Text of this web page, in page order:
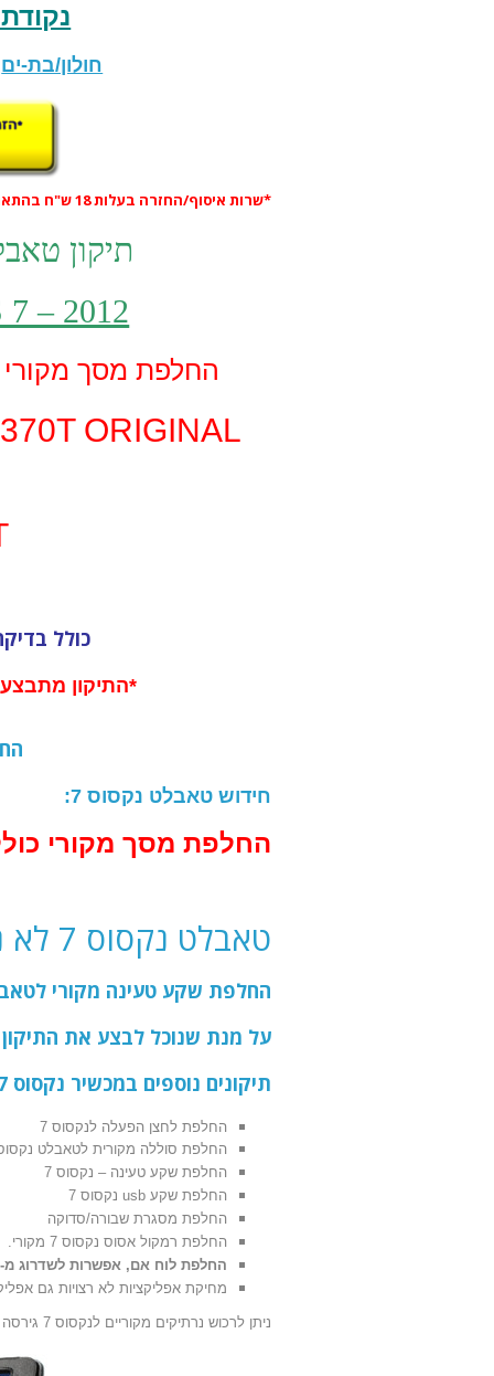
חולון/בת-ים
*שרות איסוף/החזרה בעלות 18 ש"ח בהתאם לאזור !
תיקון
– 2012
החלפת מסך מקורי
ORIGINAL
כולל
*התיקון מתבצע
חידוש טאבלט נקסוס 7:
החלפת מסך מקורי
טאבלט נקסוס 7 לא נטען.
החלפת שקע טעינה מקורי לטאבלט אסוס נקסוס 7 תוך 20
על מנת שנוכל לבצע את התיקון
תיקונים נוספים במכשיר נקסוס 7:
החלפת לחצן הפעלה לנקסוס 7
החלפת סוללה מקורית לטאבלט נקסוס
החלפת שקע טעינה – נקסוס 7
החלפת שקע usb נקסוס 7
החלפת מסגרת שבורה/סדוקה
החלפת רמקול אסוס נקסוס 7 מקורי.
החלפת לוח אם, אפשרות לשדרוג מ- 16Gb ל- 32Gb זיכרון.
מחיקת אפליקציות לא רצויות גם
ניתן לרכוש נרתיקים מקוריים לנקסוס 7 גירסה 2013/2012.